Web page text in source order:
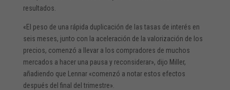
resultados.
«El peso de una rápida duplicación de las tasas de interés en
seis meses, junto con la aceleración de la valorización de los
precios, comenzó a llevar a los compradores de muchos
mercados a hacer una pausa y reconsiderar», dijo Miller,
añadiendo que Lennar «comenzó a notar estos efectos
después del final del trimestre».